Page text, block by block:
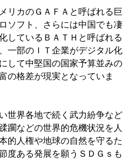
リカのＧＡＦＡと呼ばれる巨
ソフト、さらには中国でも凄
しているＢＡＴＨと呼ばれる
一部のＩＴ企業がデジタル化
して中堅国の国家予算並みの
の格差が現実となっていま
世界各地で続く武力紛争など
躙などの世界的危機状況を人
的人権や地球の自然を守るた
度ある発展を願うＳＤＧｓも